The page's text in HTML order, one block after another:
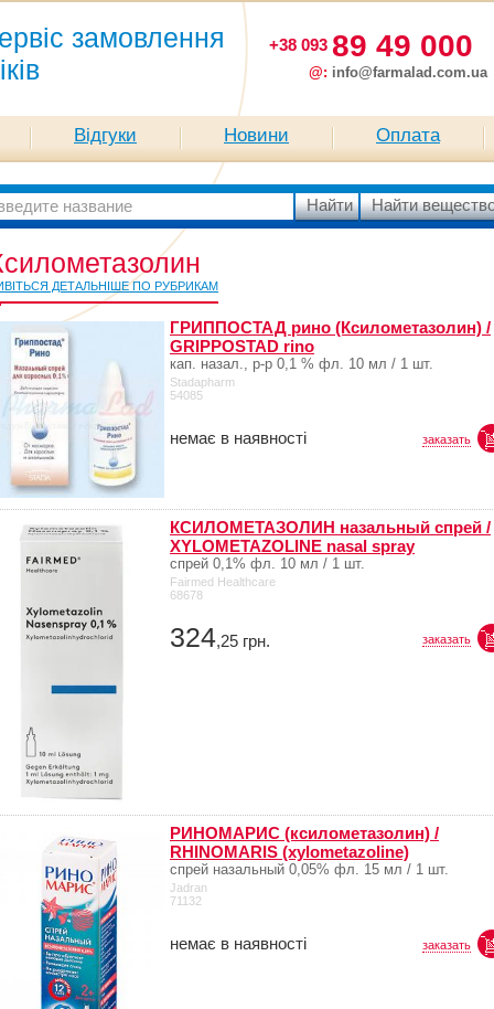
замовлення
+38 093 89 49 000
@: info@farmalad.com.ua
Відгуки Новини Оплата
ДЕТАЛЬНІШЕ ПО РУБРИКАМ
ГРИППОСТАД рино (Ксилометазолин) /
GRIPPOSTAD rino
кап. назал., р-р 0,1 % фл. 10 мл / 1 шт.
Stadapharm
54085
немає в наявності заказать
КСИЛОМЕТАЗОЛИН назальный спрей /
XYLOMETAZOLINE nasal spray
спрей 0,1% фл. 10 мл / 1 шт.
Fairmed Healthcare
68678
324,25 грн. заказать
РИНОМАРИС (ксилометазолин) /
RHINOMARIS (xylometazoline)
спрей назальный 0,05% фл. 15 мл / 1 шт.
Jadran
71132
немає в наявності заказать